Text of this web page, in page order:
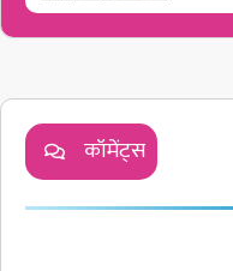
कॉमेंट्स